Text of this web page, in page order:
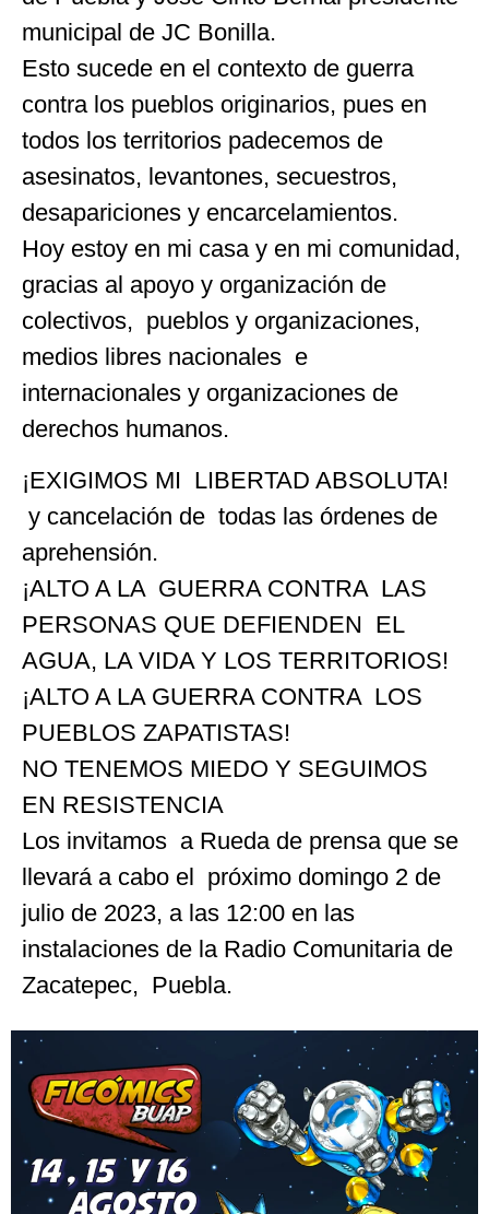
municipal de JC Bonilla.
Esto sucede en el contexto de guerra
contra los pueblos originarios, pues en
todos los territorios padecemos de
asesinatos, levantones, secuestros,
desapariciones y encarcelamientos.
Hoy estoy en mi casa y en mi comunidad,
gracias al apoyo y organización de
colectivos, pueblos y organizaciones,
medios libres nacionales e
internacionales y organizaciones de
derechos humanos.
¡EXIGIMOS MI LIBERTAD ABSOLUTA!
y cancelación de todas las órdenes de
aprehensión.
¡ALTO A LA GUERRA CONTRA LAS
PERSONAS QUE DEFIENDEN EL
AGUA, LA VIDA Y LOS TERRITORIOS!
¡ALTO A LA GUERRA CONTRA LOS
PUEBLOS ZAPATISTAS!
NO TENEMOS MIEDO Y SEGUIMOS
EN RESISTENCIA
Los invitamos a Rueda de prensa que se
llevará a cabo el próximo domingo 2 de
julio de 2023, a las 12:00 en las
instalaciones de la Radio Comunitaria de
Zacatepec, Puebla.